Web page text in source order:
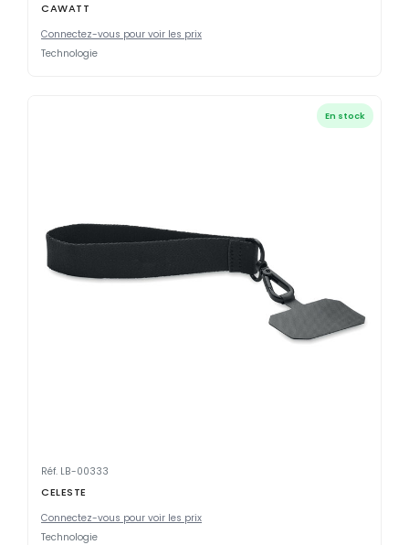
CAWATT
Connectez-vous pour voir les prix
Technologie
En stock
Réf. LB-00333
CELESTE
Connectez-vous pour voir les prix
Technologie